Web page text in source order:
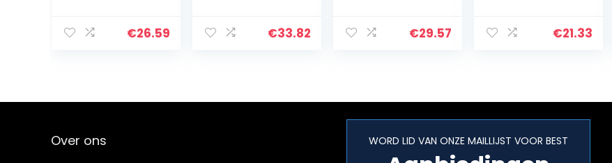
Grote
€26.59
Vouwkleding
(Color : Red…
€33.82
badkamer
organizer…
€29.57
Maker Clip
Zand Mold…
€21.33
Over ons WORD LID VAN ONZE MAILLIJST VOOR BEST